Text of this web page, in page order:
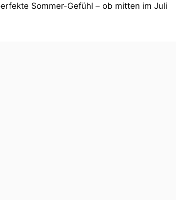
Sommer-Gefühl – ob mitten im Juli